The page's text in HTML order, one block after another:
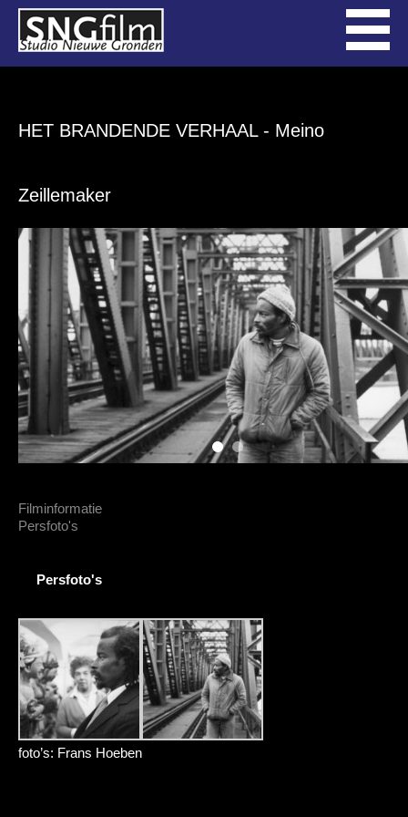
HET BRANDENDE VERHAAL - Meino
Zeillemaker
Filminformatie
Persfoto's
Persfoto's
foto’s: Frans Hoeben